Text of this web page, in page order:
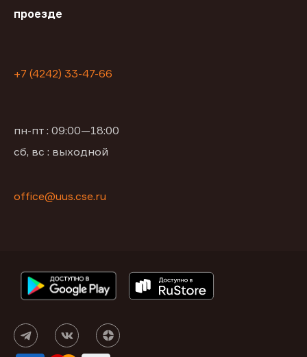
проезде
+7 (4242) 33-47-66
пн-пт : 09:00—18:00
сб, вс : выходной
office@uus.cse.ru